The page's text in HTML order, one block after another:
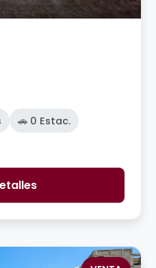
🚗 0 Estac.